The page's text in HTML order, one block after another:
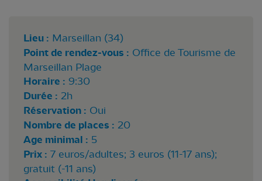
Lieu : Marseillan (34)
Point de rendez-vous : Office de Tourisme de
Marseillan Plage
Horaire : 9:30
Durée : 2h
Réservation : Oui
Nombre de places : 20
Age minimal : 5
Prix : 7 euros/adultes; 3 euros (11-17 ans);
gratuit (-11 ans)